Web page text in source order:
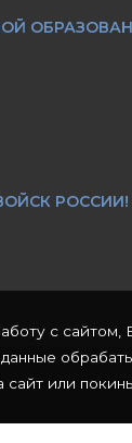
РОССИИ!
с
или